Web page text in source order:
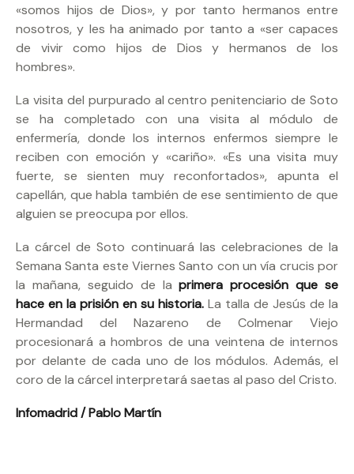
«somos hijos de Dios», y por tanto hermanos entre
nosotros, y les ha animado por tanto a «ser capaces
de vivir como hijos de Dios y hermanos de los
hombres».
La visita del purpurado al centro penitenciario de Soto
se ha completado con una visita al módulo de
enfermería, donde los internos enfermos siempre le
reciben con emoción y «cariño». «Es una visita muy
fuerte, se sienten muy reconfortados», apunta el
capellán, que habla también de ese sentimiento de que
alguien se preocupa por ellos.
La cárcel de Soto continuará las celebraciones de la
Semana Santa este Viernes Santo con un vía crucis por
la mañana, seguido de laprimera procesión que se
hace en la prisión en su historia. La talla de Jesús de la
Hermandad del Nazareno de Colmenar Viejo
procesionará a hombros de una veintena de internos
por delante de cada uno de los módulos. Además, el
coro de la cárcel interpretará saetas al paso del Cristo.
Infomadrid / Pablo Martín